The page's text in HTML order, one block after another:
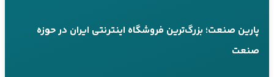
پارین صنعت؛ بزرگ‌ترین فروشگاه اینترنتی ایران در حوزه
صنعت
کانال بله
@parinsanat
کانال تلگرام
@parinsanat